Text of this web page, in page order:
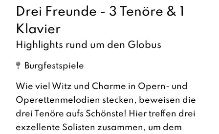
Drei Freunde - 3 Tenöre & 1
Klavier
Highlights rund um den Globus
Burgfestspiele
Wie viel Witz und Charme in Opern- und
Operettenmelodien stecken, beweisen die
drei Tenöre aufs Schönste! Hier treffen drei
exzellente Solisten zusammen, um dem